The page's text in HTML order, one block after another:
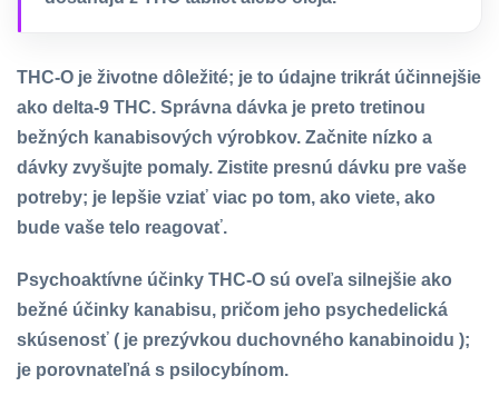
THC-O je životne dôležité; je to údajne trikrát účinnejšie
ako delta-9 THC. Správna dávka je preto tretinou
bežných kanabisových výrobkov. Začnite nízko a
dávky zvyšujte pomaly. Zistite presnú dávku pre vaše
potreby; je lepšie vziať viac po tom, ako viete, ako
bude vaše telo reagovať.
Psychoaktívne účinky THC-O sú oveľa silnejšie ako
bežné účinky kanabisu, pričom jeho psychedelická
skúsenosť ( je prezývkou duchovného kanabinoidu );
je porovnateľná s psilocybínom.